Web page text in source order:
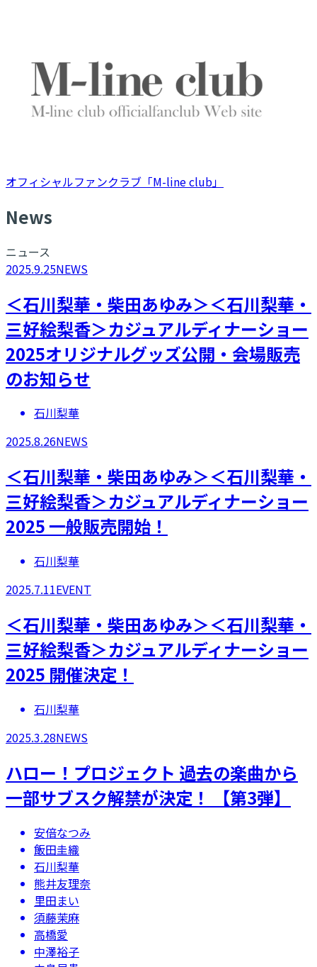
オフィシャルファンクラブ「M-line club」
News
ニュース
2025.9.25NEWS
＜石川梨華・柴田あゆみ＞＜石川梨華・
三好絵梨香＞カジュアルディナーショー
2025オリジナルグッズ公開・会場販売
のお知らせ
石川梨華
2025.8.26NEWS
​＜石川梨華・柴田あゆみ＞＜石川梨華・
三好絵梨香＞カジュアルディナーショー
2025 一般販売開始！
石川梨華
2025.7.11EVENT
​​＜石川梨華・柴田あゆみ＞＜石川梨華・
三好絵梨香＞カジュアルディナーショー
2025 開催決定！
石川梨華
2025.3.28NEWS
ハロー！プロジェクト 過去の楽曲から
一部サブスク解禁が決定！ 【第3弾】
安倍なつみ
飯田圭織
石川梨華
熊井友理奈
里田まい
須藤茉麻
高橋愛
中澤裕子